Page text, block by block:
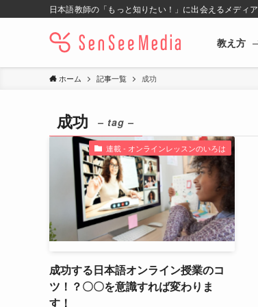
日本語教師の「もっと知りたい！」に出会えるメディア
教え方
ホーム 記事一覧 成功
成功 – tag –
連載 - オンラインレッスンのいろは
成功する日本語オンライン授業のコ
ツ！？〇〇を意識すれば変わりま
す！